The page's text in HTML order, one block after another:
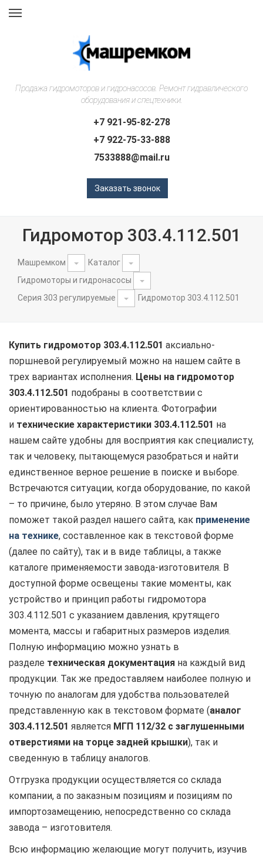
Продажа гидромоторов и гидронасосов. Ремонт гидравлического
оборудования и спецтехники.
+7 921-95-82-278
+7 922-75-33-888
7533888@mail.ru
Заказать звонок
Навигация
Гидромотор 303.4.112.501
Машремком
Каталог
Гидромоторы и гидронасосы
Серия 303 регулируемые
Гидромотор 303.4.112.501
Купить гидромотор 303.4.112.501 аксиально-
поршневой регулируемый можно на нашем сайте в
трех вариантах исполнения. Цены на гидромотор
303.4.112.501 подобраны в соответствии с
ориентированностью на клиента. Фотографии
и технические характеристики 303.4.112.501 на
нашем сайте удобны для восприятия как специалисту,
так и человеку, пытающемуся разобраться и найти
единственное верное решение в поиске и выборе.
Встречаются ситуации, когда оборудование, по какой
– то причине, было утеряно. В этом случае Вам
поможет такой раздел нашего сайта, как применение
на технике, составленное как в текстовой форме
(далее по сайту), так и в виде таблицы, а также
каталоге применяемости завода-изготовителя. В
доступной форме освещены такие моменты, как
устройство и принцип работы гидромотора
303.4.112.501 с указанием давления, крутящего
момента, массы и габаритных размеров изделия.
Полную информацию можно узнать в
разделе техническая документация на каждый вид
продукции. Так же предоставляем наиболее полную и
точную по аналогам для удобства пользователей
представленную как в текстовом формате (аналог
303.4.112.501 является МГП 112/32 с заглушенными
отверстиями на торце задней крышки), так и
сведенную в таблицу аналогов.
Отгрузка продукции осуществляется со склада
компании, а по заказным позициям и позициям по
импортозамещению, непосредственно со склада
завода – изготовителя.
Всю информацию желающие могут получить, изучив